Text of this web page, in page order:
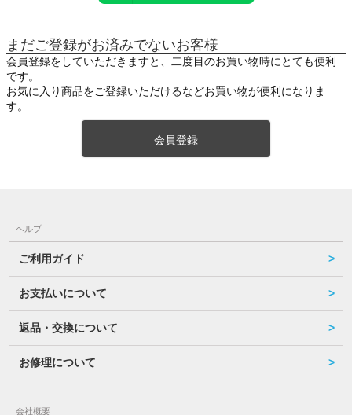
まだご登録がお済みでないお客様
会員登録をしていただきますと、二度目のお買い物時にとても便利
です。
お気に入り商品をご登録いただけるなどお買い物が便利になりま
す。
会員登録
ヘルプ
ご利用ガイド
お支払いについて
返品・交換について
お修理について
会社概要